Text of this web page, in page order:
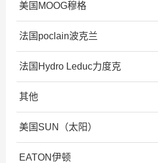
美国MOOG穆格
法国poclain波克兰
法国Hydro Leduc力度克
其他
美国SUN（太阳）
EATON伊顿